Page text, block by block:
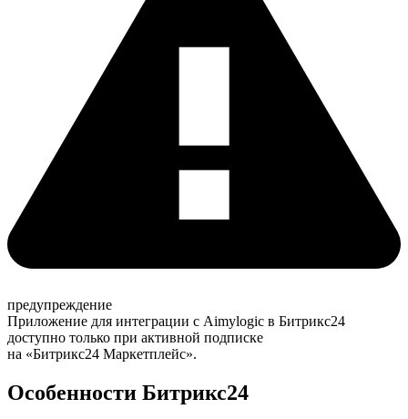
предупреждение
Приложение для интеграции с Aimylogic в Битрикс24
доступно только при активной подписке
на «Битрикс24 Маркетплейс».
Особенности Битрикс24